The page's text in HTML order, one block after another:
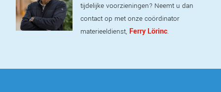
tijdelijke voorzieningen? Neemt u dan
contact op met onze coördinator
materieeldienst, Ferry Lörinc.